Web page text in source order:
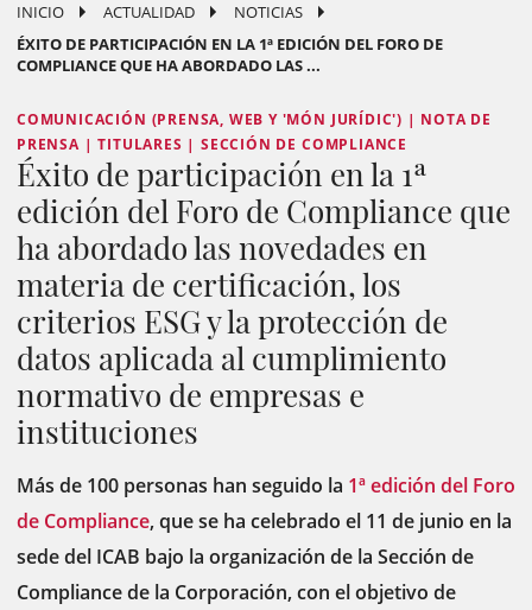
INICIO ACTUALIDAD
NOTICIAS
ÉXITO DE PARTICIPACIÓN EN LA 1ª EDICIÓN DEL FORO DE
COMPLIANCE QUE HA ABORDADO LAS ...
COMUNICACIÓN (PRENSA, WEB Y 'MÓN JURÍDIC') | NOTA DE
PRENSA | TITULARES | SECCIÓN DE COMPLIANCE
Éxito de participación en la 1ª
edición del Foro de Compliance que
ha abordado las novedades en
materia de certificación, los
criterios ESG y la protección de
datos aplicada al cumplimiento
normativo de empresas e
instituciones
Más de 100 personas han seguido la 1ª edición del Foro
de Compliance, que se ha celebrado el 11 de junio en la
sede del ICAB bajo la organización de la Sección de
Compliance de la Corporación, con el objetivo de